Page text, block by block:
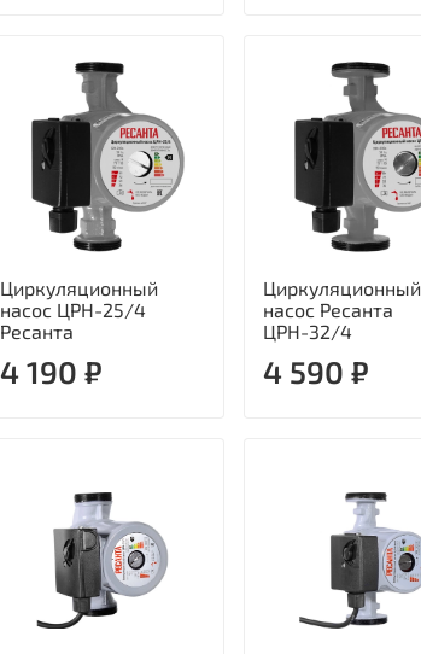
Циркуляционный
насос ЦРН-25/4
Ресанта
4 190 ₽
Циркуляционный
насос Ресанта
ЦРН-32/4
4 590 ₽